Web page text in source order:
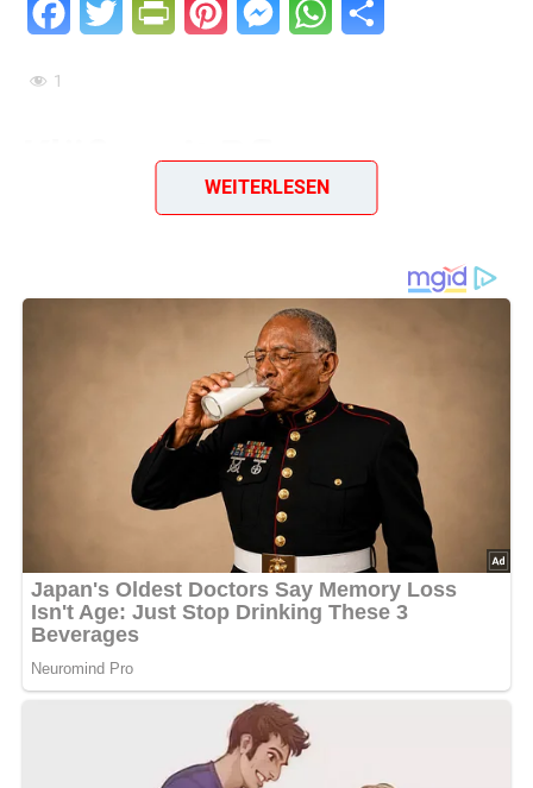
FacebookTwitter PrintFriendly
PinterestMessengerWhatsApp
1
Klöße mit Pflaumen
Diese Zutaten brauchen wir…
10 gekochte Kartoffeln
40 g Schweinefett
400 g Pflaumen
Würfelzucker
Zimtzucker
Lob, Kritik, Fragen oder Anregungen zum Rezept?
Dann hinterlasse doch bitte einen Kommentar am
WEITERLESEN